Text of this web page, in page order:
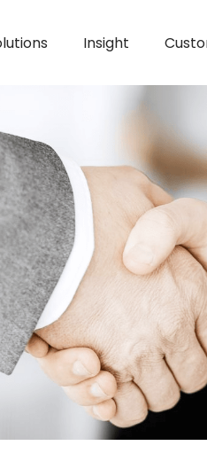
Insight